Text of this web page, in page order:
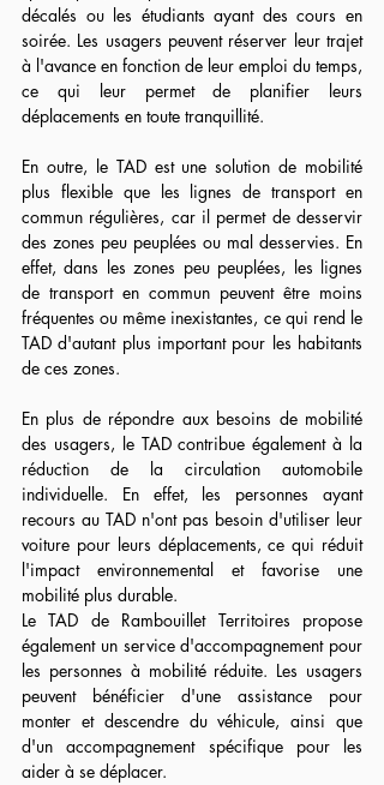
décalés ou les étudiants ayant des cours en
soirée. Les usagers peuvent réserver leur trajet
à l'avance en fonction de leur emploi du temps,
ce qui leur permet de planifier leurs
déplacements en toute tranquillité.
En outre, le TAD est une solution de mobilité
plus flexible que les lignes de transport en
commun régulières, car il permet de desservir
des zones peu peuplées ou mal desservies. En
effet, dans les zones peu peuplées, les lignes
de transport en commun peuvent être moins
fréquentes ou même inexistantes, ce qui rend le
TAD d'autant plus important pour les habitants
de ces zones.
En plus de répondre aux besoins de mobilité
des usagers, le TAD contribue également à la
réduction de la circulation automobile
individuelle. En effet, les personnes ayant
recours au TAD n'ont pas besoin d'utiliser leur
voiture pour leurs déplacements, ce qui réduit
l'impact environnemental et favorise une
mobilité plus durable.
Le TAD de Rambouillet Territoires propose
également un service d'accompagnement pour
les personnes à mobilité réduite. Les usagers
peuvent bénéficier d'une assistance pour
monter et descendre du véhicule, ainsi que
d'un accompagnement spécifique pour les
aider à se déplacer.